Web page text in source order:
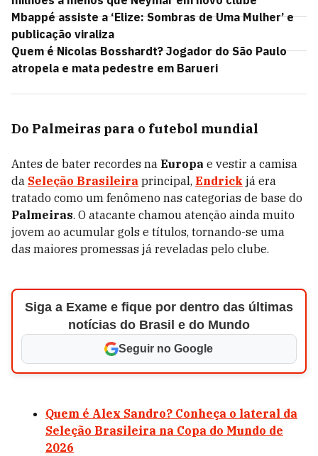
Mbappé assiste a ‘Elize: Sombras de Uma Mulher’ e
publicação viraliza
Quem é Nicolas Bosshardt? Jogador do São Paulo
atropela e mata pedestre em Barueri
Do Palmeiras para o futebol mundial
Antes de bater recordes na Europa e vestir a camisa
da Seleção Brasileira principal, Endrick já era
tratado como um fenômeno nas categorias de base do
Palmeiras. O atacante chamou atenção ainda muito
jovem ao acumular gols e títulos, tornando-se uma
das maiores promessas já reveladas pelo clube.
Siga a Exame e fique por dentro das últimas
notícias do Brasil e do Mundo
Seguir no Google
Quem é Alex Sandro? Conheça o lateral da
Seleção Brasileira na Copa do Mundo de
2026